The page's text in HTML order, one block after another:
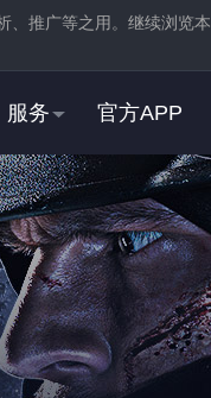
、推广等之用。继续浏览
服务 官方APP
3
登录蒸汽平台，在商店页
找到并下载反恐精英：全